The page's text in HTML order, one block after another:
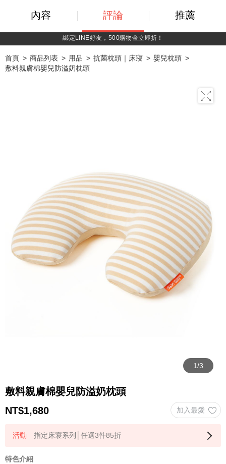
持媽媽手冊兌換媽媽禮｜超實用芬蘭箱免費領取 ~
首頁 商品列表 用品 抗菌枕頭｜床寢
嬰兒枕頭
敷料親膚棉嬰兒防溢奶枕頭
敷料親膚棉嬰兒防溢奶枕頭
NT$1,680
指定床寢系列│任選3件85折
特色介紹
內容 評論 推薦